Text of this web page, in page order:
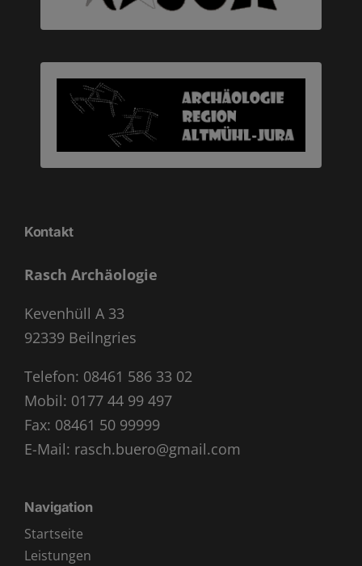
Kontakt
Rasch Archäologie
Kevenhüll A 33
92339 Beilngries
Telefon: 08461 586 33 02
Mobil: 0177 44 99 497
Fax: 08461 50 99999
E-Mail: rasch.buero@gmail.com
Navigation
Startseite
Leistungen